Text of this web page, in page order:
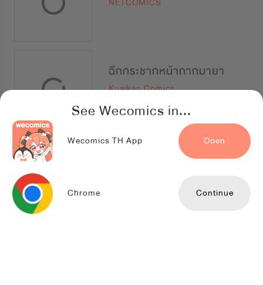
See Wecomics in...
Wecomics TH App Open
Chrome Continue
ฉีกกระชากหน้ากากมายา
Kuaikan Comics